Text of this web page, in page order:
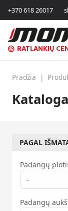
+370 618 26017
RATLANKIŲ
Pradžia |
PAGAL
Padangų
-
Padangų